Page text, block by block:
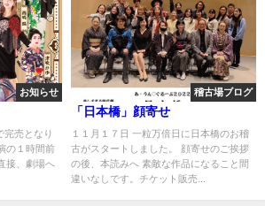
お知らせ
完売となり
の１時間前
接、劇場へ
稽古場ブログ
「日本橋」顔寄せ
１１月１７日 一粒万倍日に日本橋のお稽
古がスタートしました。 顔寄せのご挨拶
の後、本読みへ 素敵な作品になること間
違いなしです。チケット販売...